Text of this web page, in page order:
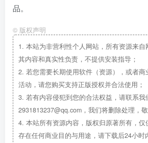
品。
© 版权声明
1. 本站为非营利性个人网站，所有资源来
其内容和真实性负责，不提供安装指导；
2. 若您需要长期使用软件（资源），或者商
活动，请您购买支持正版授权并合法使用；
3. 若有内容侵犯到您的合法权益，请联系我
2931813237@qq.com，我们将删除处理，
4. 本站所有资源内容，版权归原著所有，仅
存在任何商业目的与用途，请下载后24小时